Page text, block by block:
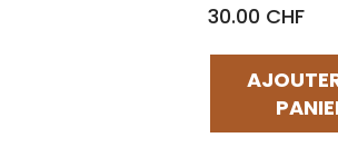
30.00 CHF